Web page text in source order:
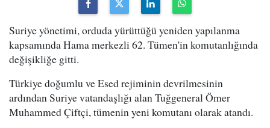
Suriye yönetimi, orduda yürüttüğü yeniden yapılanma
kapsamında Hama merkezli 62. Tümen'in komutanlığında
değişikliğe gitti.
Türkiye doğumlu ve Esed rejiminin devrilmesinin
ardından Suriye vatandaşlığı alan Tuğgeneral Ömer
Muhammed Çiftçi, tümenin yeni komutanı olarak atandı.